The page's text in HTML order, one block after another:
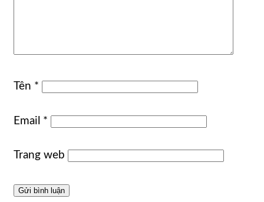
Tên *
Email *
Trang web